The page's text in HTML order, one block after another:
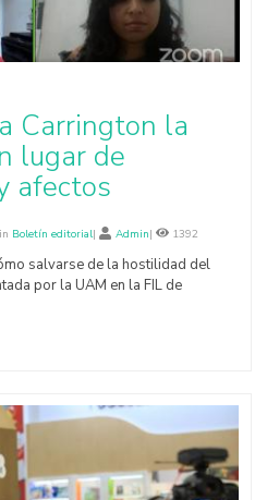
Carrington la
lugar de
afectos
Boletín editorial| Admin| 1392
salvarse de la hostilidad del
por la UAM en la FIL de